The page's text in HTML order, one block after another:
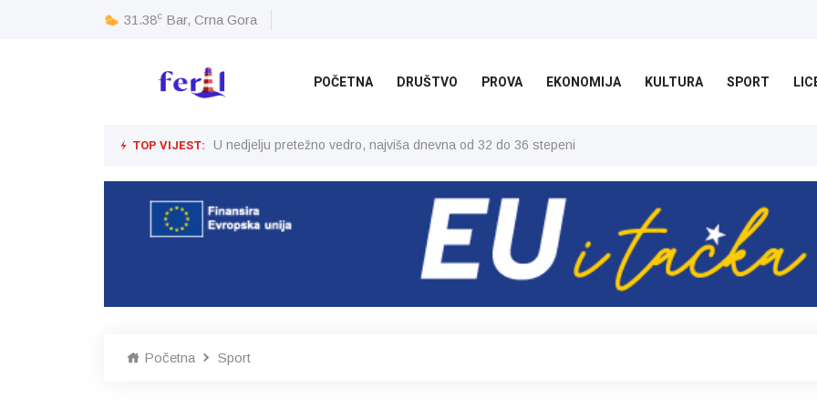
31.38c Bar, Crna Gora
POČETNA DRUŠTVO PROVA EKONOMIJA KULTURA SPORT
TOP VIJEST: U nedjelju pretežno vedro, najviša dnevna od 32 do 36 stepeni
Početna Sport